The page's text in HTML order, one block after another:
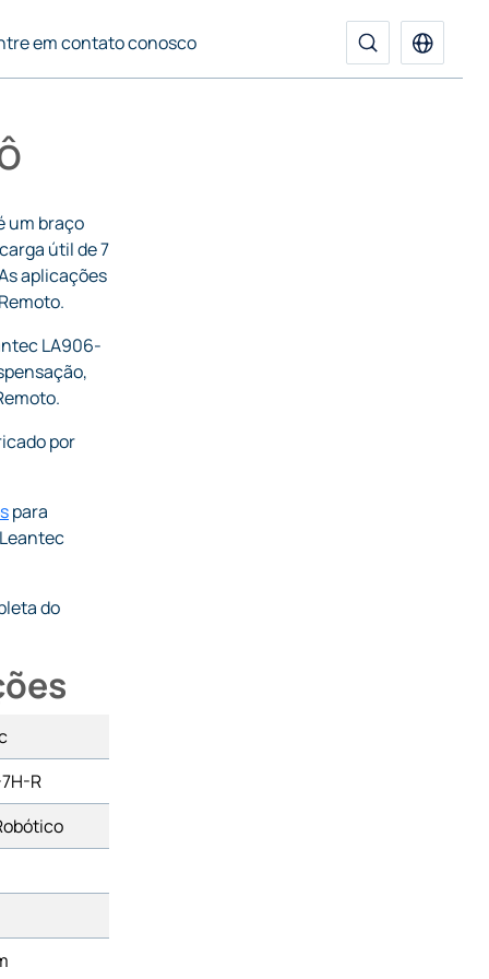
em contato conosco
um braço
útil de 7
aplicações
LA906-
por
para
do
R